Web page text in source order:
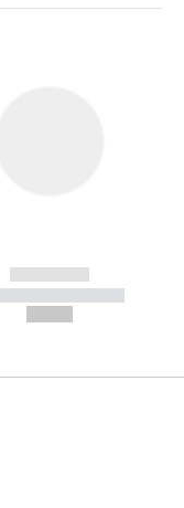
------------
-----------